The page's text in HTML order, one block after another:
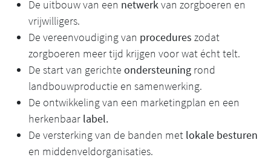
De uitbouw van een netwerkvan zorgboeren en
vrijwilligers.
De vereenvoudiging van procedures zodat
zorgboeren meer tijd krijgen voor wat écht telt.
De start van gerichte ondersteuning rond
landbouwproductie en samenwerking.
De ontwikkeling van een marketingplan en een
herkenbaar label.
De versterkingvan de banden met lokale besturen
en middenveldorganisaties.